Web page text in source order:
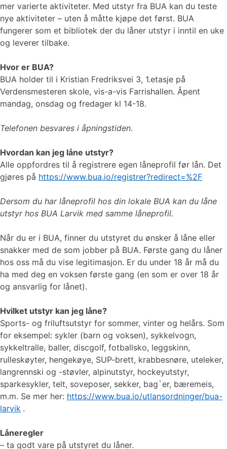
mer varierte aktiviteter. Med utstyr fra BUA kan du teste
nye aktiviteter – uten å måtte kjøpe det først. BUA
fungerer som et bibliotek der du låner utstyr i inntil en uke
og leverer tilbake.
Hvor er BUA?
BUA holder til i Kristian Fredriksvei 3, 1.etasje på
Verdensmesteren skole, vis-a-vis Farrishallen. Åpent
mandag, onsdag og fredager kl 14-18.
Telefonen besvares i åpningstiden.
Hvordan kan jeg låne utstyr?
Alle oppfordres til å registrere egen låneprofil før lån. Det
gjøres på https://www.bua.io/registrer?redirect=%2F
Dersom du har låneprofil hos din lokale BUA kan du låne
utstyr hos BUA Larvik med samme låneprofil.
Når du er i BUA, finner du utstyret du ønsker å låne eller
snakker med de som jobber på BUA. Første gang du låner
hos oss må du vise legitimasjon. Er du under 18 år må du
ha med deg en voksen første gang (en som er over 18 år
og ansvarlig for lånet).
Hvilket utstyr kan jeg låne?
Sports- og friluftsutstyr for sommer, vinter og helårs. Som
for eksempel: sykler (barn og voksen), sykkelvogn,
sykkeltralle, baller, discgolf, fotballsko, leggskinn,
rulleskøyter, hengekøye, SUP-brett, krabbesnøre, uteleker,
langrennski og -støvler, alpinutstyr, hockeyutstyr,
sparkesykler, telt, soveposer, sekker, bag`er, bæremeis,
m.m. Se mer her: https://www.bua.io/utlansordninger/bua-
larvik ​​​​​.
Låneregler
– ta godt vare på utstyret du låner.